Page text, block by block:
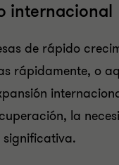
internacional
de rápido
rápidamente, o
la
significativa.